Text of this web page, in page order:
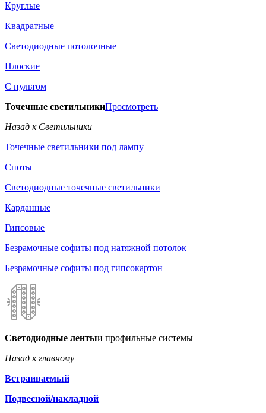
Круглые
Квадратные
Светодиодные потолочные
Плоские
С пультом
Точечные светильникиПросмотреть
Назад к Светильники
Точечные светильники под лампу
Споты
Светодиодные точечные светильники
Карданные
Гипсовые
Безрамочные софиты под натяжной потолок
Безрамочные софиты под гипсокартон
Светодиодные лентыи профильные системы
Назад к главному
Встраиваемый
Подвесной/накладной